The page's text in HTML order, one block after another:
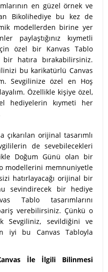
en güzel örnek ve
Bikolihediye bu kez de
modellerden birine yer
paylaştığınız kıymetli
özel bir Kanvas Tablo
hatıra bırakabilirsiniz.
bu karikatürlü Canvas
Sevgilinize özel en Hoş
Özellikle kişiye özel,
hediyelerin kıymeti her
çıkarılan orijinal tasarımlı
de sevebilecekleri
Doğum Günü olan bir
modellerini memnuniyetle
hatırlayacağı orijinal bir
sevindirecek bir hediye
Tablo tasarımlarını
verebilirsiniz. Çünkü o
Sevgiliniz, sevildiğini ve
iyi bu Canvas Tabloyla
İle İlgili Bilinmesi